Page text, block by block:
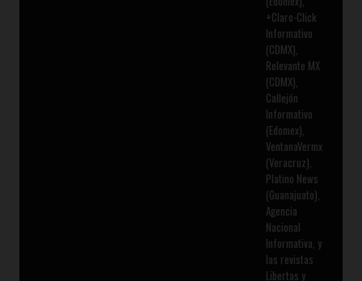
+Claro-Click
Informativo
(CDMX),
Relevante MX
(CDMX),
Callejón
Informativo
(Edomex),
VentanaVermx
(Veracruz),
Platino News
(Guanajuato),
Agencia
Nacional
Informativa, y
las revistas
Libertas y